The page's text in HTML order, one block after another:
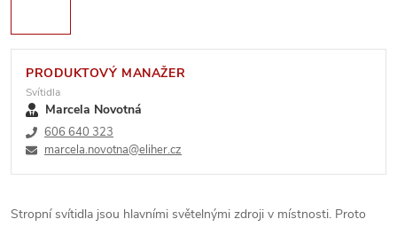
PRODUKTOVÝ MANAŽER
Svítidla
Marcela Novotná
606 640 323
marcela.novotna@eliher.cz
Stropní svítidla jsou hlavními světelnými zdroji v místnosti. Proto